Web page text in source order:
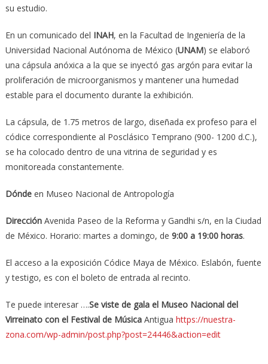
su estudio.
En un comunicado del INAH, en la Facultad de Ingeniería de la
Universidad Nacional Autónoma de México (UNAM) se elaboró
una cápsula anóxica a la que se inyectó gas argón para evitar la
proliferación de microorganismos y mantener una humedad
estable para el documento durante la exhibición.
La cápsula, de 1.75 metros de largo, diseñada ex profeso para el
códice correspondiente al Posclásico Temprano (900- 1200 d.C.),
se ha colocado dentro de una vitrina de seguridad y es
monitoreada constantemente.
Dóndeen Museo Nacional de Antropología
DirecciónAvenida Paseo de la Reforma y Gandhi s/n, en la Ciudad
de México. Horario: martes a domingo, de 9:00 a 19:00 horas.
El acceso a la exposición Códice Maya de México. Eslabón, fuente
y testigo, es con el boleto de entrada al recinto.
Te puede interesar ….Se viste de gala el Museo Nacional del
Virreinato con el Festival de MúsicaAntigua https://nuestra-
zona.com/wp-admin/post.php?post=24446&action=edit